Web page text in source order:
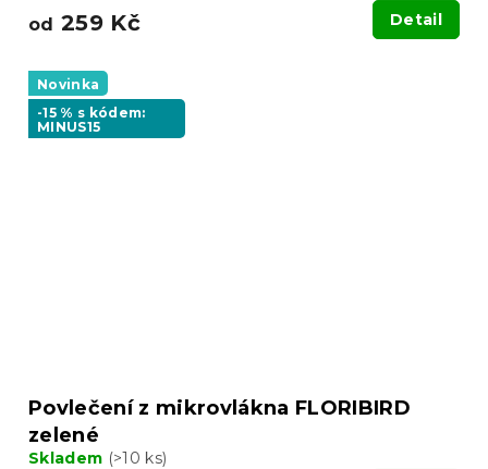
od 259 Kč Detail
Novinka
-15 % s kódem:
MINUS15
Povlečení z mikrovlákna FLORIBIRD
zelené
Skladem (>10 ks)